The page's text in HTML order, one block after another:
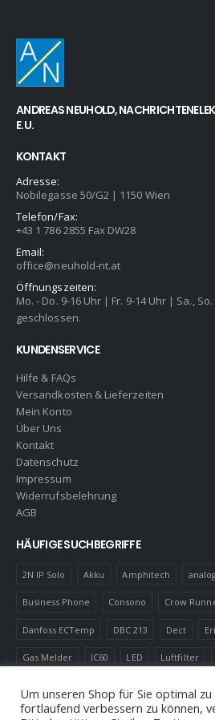
ANDREAS NEUHOLD,
E.U.
KONTAKT
Adresse:
Nobilegasse 50/G2 | 1150 Wien
Telefon/Fax:
+43 1 786 2855 Fax DW28
Email:
office@neuhold-nt.at
Öffnungszeiten:
Mo. - Do. 9-16 Uhr | Fr. 9-14 Uhr | Sa.,
geschlossen.
KUNDENSERVICE
Hilfe & FAQs
Versandkosten & Lieferzeiten
Mein Konto
Über Uns
Kontakt
Datenschutz
Impressum
Widerrufsbelehrung
AGB
HÄUFIGE SUCHBEGRIFFE
2N IP Solo Akku Amphitech
Business Phone Consono Crow
Danfoss ECTemp DBC 213 Dect
Gas Melder IC60 LED Luftfilter
Um unseren Shop für Sie optimal
fortlaufend verbessern zu können,